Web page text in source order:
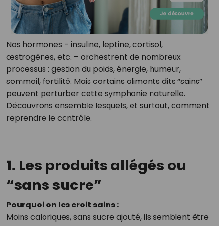
Nos hormones – insuline, leptine, cortisol,
œstrogènes, etc. – orchestrent de nombreux
processus : gestion du poids, énergie, humeur,
sommeil, fertilité. Mais certains aliments dits “sains”
peuvent perturber cette symphonie naturelle.
Découvrons ensemble lesquels, et surtout, comment
reprendre le contrôle.
1. Les produits allégés ou
“sans sucre”
Pourquoi on les croit sains :
Moins caloriques, sans sucre ajouté, ils semblent être